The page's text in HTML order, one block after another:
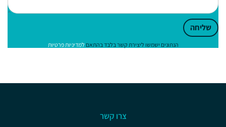
שליחה
הנתונים ישמשו ליצירת קשר בלבד בהתאםלמדיניות פרטיות
צרו קשר